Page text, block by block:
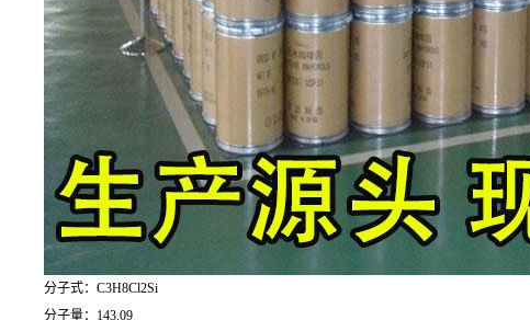
分子式：C3H8Cl2Si
分子量：143.09